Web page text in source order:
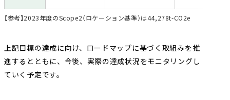
【参考】2023年度のScope2（ロケーション基準）は44,278t-CO2e
上記目標の達成に向け、ロードマップに基づく取組みを推
進するとともに、今後、実際の達成状況をモニタリングし
ていく予定です。